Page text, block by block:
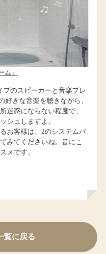
ム」
プのスピーカーと音楽プレ
好きな音楽を聴きながら、
迷惑にならない程度で、
シュしますよ。
お客様は、2のシステムバ
みてくださいね。音にこ
メです。
覧に戻る